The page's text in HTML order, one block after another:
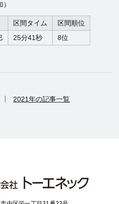
区間タイム
区間順位
25分41秒 8位
2021年の記事一覧